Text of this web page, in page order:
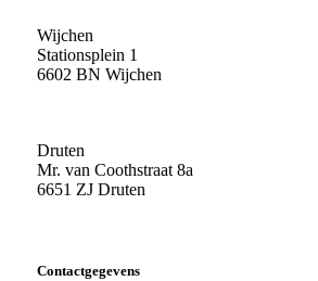
Wijchen
Stationsplein 1
6602 BN Wijchen
Druten
Mr. van Coothstraat 8a
6651 ZJ Druten
Contactgegevens